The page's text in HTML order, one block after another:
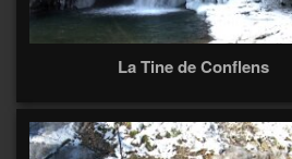
La Tine de Conflens